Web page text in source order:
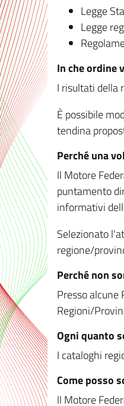
Legge
Legge
In che ordine
I risultati della
È possibile
tendina
Perché una
Il Motore
puntamento
informativi
Selezionato
regione/
Perché non
Presso
Regioni/
Ogni quanto
I cataloghi
Come posso
Il Motore